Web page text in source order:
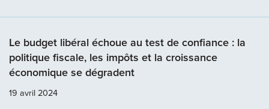
Le budget libéral échoue au test de confiance : la
politique fiscale, les impôts et la croissance
économique se dégradent
19 avril 2024